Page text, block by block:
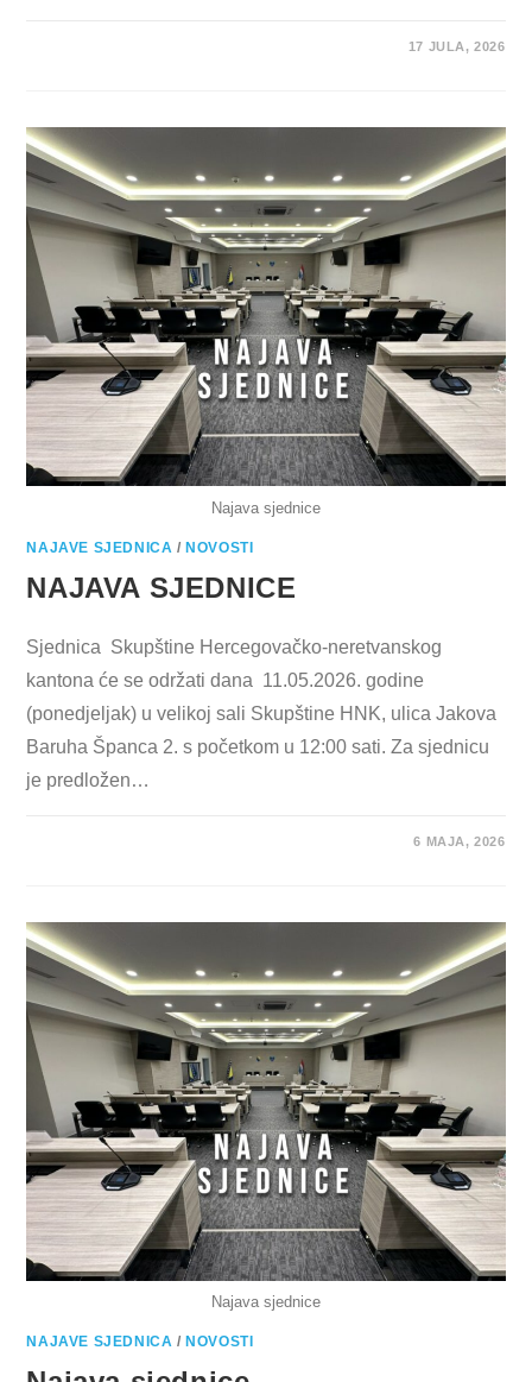
17 JULA, 2026
Najava sjednice
NAJAVE SJEDNICA /NOVOSTI
NAJAVA SJEDNICE
Sjednica Skupštine Hercegovačko-neretvanskog
kantona će se održati dana 11.05.2026. godine
(ponedjeljak) u velikoj sali Skupštine HNK, ulica Jakova
Baruha Španca 2. s početkom u 12:00 sati. Za sjednicu
je predložen…
6 MAJA, 2026
Najava sjednice
NAJAVE SJEDNICA / NOVOSTI